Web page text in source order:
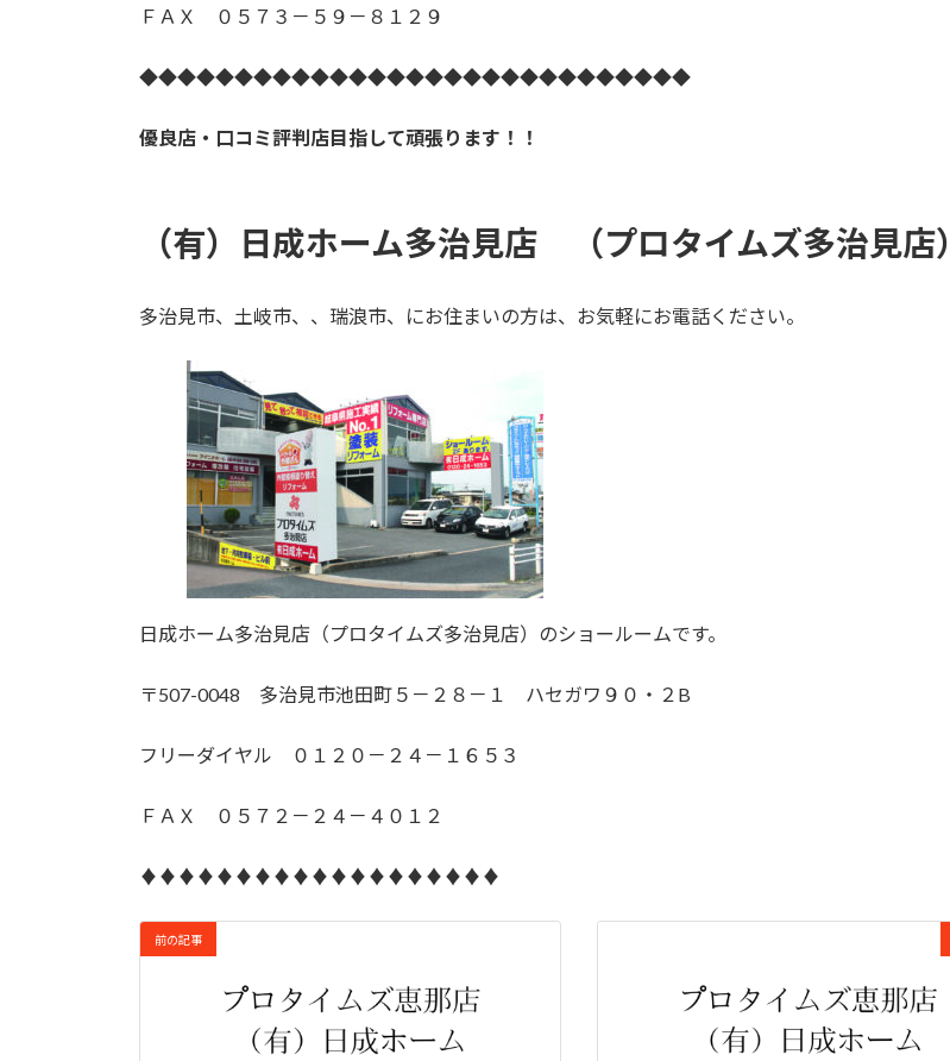
ＦＡＸ ０５７３－５９－８１２９
◆◆◆◆◆◆◆◆◆◆◆◆◆◆◆◆◆◆◆◆◆◆◆◆◆◆◆◆◆
優良店・口コミ評判店目指して頑張ります！！
（有）日成ホーム多治見店 （プロタイムズ多治見店）
多治見市、土岐市、、瑞浪市、にお住まいの方は、お気軽にお電話ください。
日成ホーム多治見店（プロタイムズ多治見店）のショールームです。
〒507-0048 多治見市池田町５－２８－１ ハセガワ９０・２B
フリーダイヤル ０１２０－２４－１６５３
ＦＡＸ ０５７２－２４－４０１２
♦♦♦♦♦♦♦♦♦♦♦♦♦♦♦♦♦♦♦
前の記事